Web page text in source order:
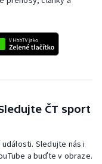
ČT sport
Sledujte nás i
a buďte v obraze.